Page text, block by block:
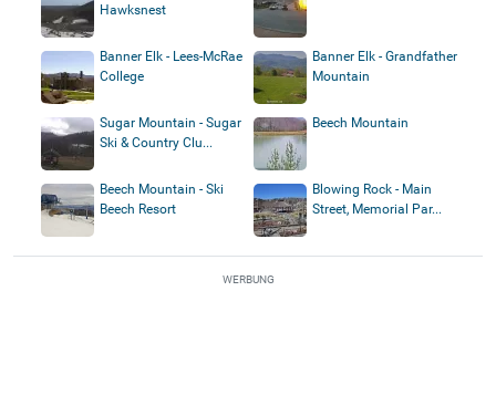
Hawksnest
Banner Elk - Lees-McRae
College
Banner Elk - Grandfather
Mountain
Sugar Mountain - Sugar
Ski & Country Clu...
Beech Mountain
Beech Mountain - Ski
Beech Resort
Blowing Rock - Main
Street, Memorial Par...
WERBUNG